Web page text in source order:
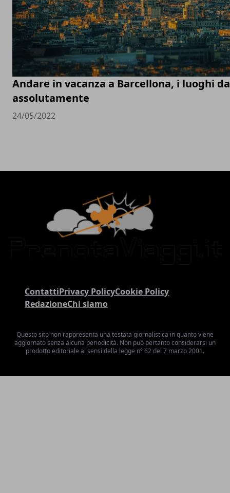
Andare in vacanza a Barcellona, i luoghi
assolutamente
24/05/2022
ContattiPrivacy PolicyCookie Policy
RedazioneChi siamo
Questo sito non rappresenta una testata giornalistica in quanto viene
aggiornato senza alcuna periodicità. Non può pertanto considerarsi un
prodotto editoriale ai sensi della legge n° 62 del 7 marzo 2001.